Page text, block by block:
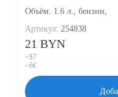
Объём: 1.6 л., бензин,
Артикул: 254838
21 BYN
~$7
~6€